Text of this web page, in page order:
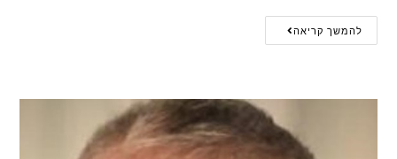
להמשך קריאה